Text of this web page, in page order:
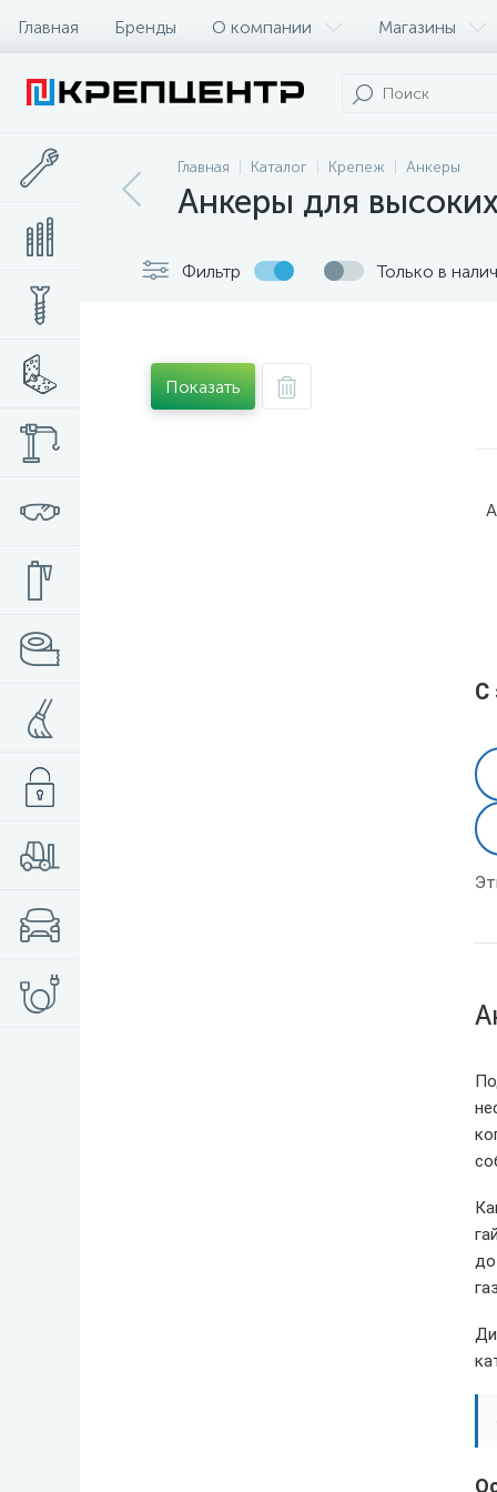
Главная Бренды О компании Магазины
Главная Каталог Крепеж Анкеры
Анкеры для
Фильтр Только в
Показать
С
до